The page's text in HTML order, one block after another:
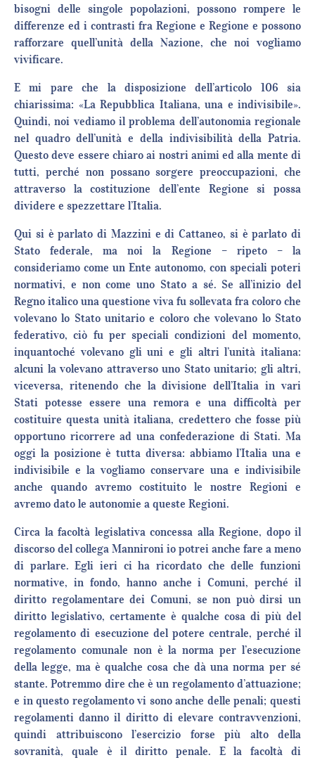
bisogni delle singole popolazioni, possono rompere le
differenze ed i contrasti fra Regione e Regione e possono
rafforzare quell’unità della Nazione, che noi vogliamo
vivificare.
E mi pare che la disposizione dell’articolo 106 sia
chiarissima: «La Repubblica Italiana, una e indivisibile».
Quindi, noi vediamo il problema dell’autonomia regionale
nel quadro dell’unità e della indivisibilità della Patria.
Questo deve essere chiaro ai nostri animi ed alla mente di
tutti, perché non possano sorgere preoccupazioni, che
attraverso la costituzione dell’ente Regione si possa
dividere e spezzettare l’Italia.
Qui si è parlato di Mazzini e di Cattaneo, si è parlato di
Stato federale, ma noi la Regione – ripeto – la
consideriamo come un Ente autonomo, con speciali poteri
normativi, e non come uno Stato a sé. Se all’inizio del
Regno italico una questione viva fu sollevata fra coloro che
volevano lo Stato unitario e coloro che volevano lo Stato
federativo, ciò fu per speciali condizioni del momento,
inquantoché volevano gli uni e gli altri l’unità italiana:
alcuni la volevano attraverso uno Stato unitario; gli altri,
viceversa, ritenendo che la divisione dell’Italia in vari
Stati potesse essere una remora e una difficoltà per
costituire questa unità italiana, credettero che fosse più
opportuno ricorrere ad una confederazione di Stati. Ma
oggi la posizione è tutta diversa: abbiamo l’Italia una e
indivisibile e la vogliamo conservare una e indivisibile
anche quando avremo costituito le nostre Regioni e
avremo dato le autonomie a queste Regioni.
Circa la facoltà legislativa concessa alla Regione, dopo il
discorso del collega Mannironi io potrei anche fare a meno
di parlare. Egli ieri ci ha ricordato che delle funzioni
normative, in fondo, hanno anche i Comuni, perché il
diritto regolamentare dei Comuni, se non può dirsi un
diritto legislativo, certamente è qualche cosa di più del
regolamento di esecuzione del potere centrale, perché il
regolamento comunale non è la norma per l’esecuzione
della legge, ma è qualche cosa che dà una norma per sé
stante. Potremmo dire che è un regolamento d’attuazione;
e in questo regolamento vi sono anche delle penali; questi
regolamenti danno il diritto di elevare contravvenzioni,
quindi attribuiscono l’esercizio forse più alto della
sovranità, quale è il diritto penale. E la facoltà di